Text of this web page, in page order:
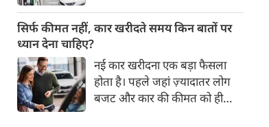
200 अरब रुपए का मौका
सिर्फ कीमत नहीं, कार खरीदते समय किन बातों पर
ध्यान देना चाहिए?
नई कार खरीदना एक बड़ा फैसला
होता है। पहले जहां ज़्यादातर लोग
बजट और कार की कीमत को ही